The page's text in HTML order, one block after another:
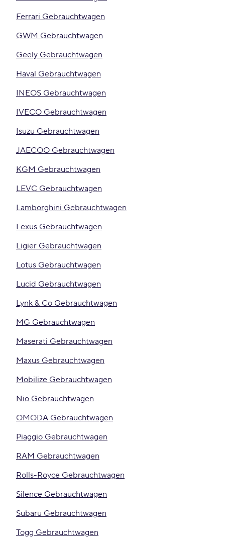
Ferrari Gebrauchtwagen
GWM Gebrauchtwagen
Geely Gebrauchtwagen
Haval Gebrauchtwagen
INEOS Gebrauchtwagen
IVECO Gebrauchtwagen
Isuzu Gebrauchtwagen
JAECOO Gebrauchtwagen
KGM Gebrauchtwagen
LEVC Gebrauchtwagen
Lamborghini Gebrauchtwagen
Lexus Gebrauchtwagen
Ligier Gebrauchtwagen
Lotus Gebrauchtwagen
Lucid Gebrauchtwagen
Lynk & Co Gebrauchtwagen
MG Gebrauchtwagen
Maserati Gebrauchtwagen
Maxus Gebrauchtwagen
Mobilize Gebrauchtwagen
Nio Gebrauchtwagen
OMODA Gebrauchtwagen
Piaggio Gebrauchtwagen
RAM Gebrauchtwagen
Rolls-Royce Gebrauchtwagen
Silence Gebrauchtwagen
Subaru Gebrauchtwagen
Togg Gebrauchtwagen